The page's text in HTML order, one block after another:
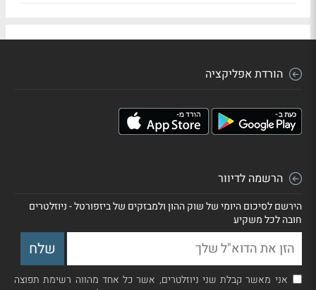
הורדת אפליקציה
הרשמה לדיוור
הירשם לסיכום היומי של שוק ההון ולמבזקים של ביזפורטל - ניוזלטרים
חובה לכל משקיע
אני מאשר קבלת שני ניוזלטרים, אשר כל אחד מהווה רשימת תפוצה